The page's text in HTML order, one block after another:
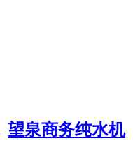
望泉商务纯水机